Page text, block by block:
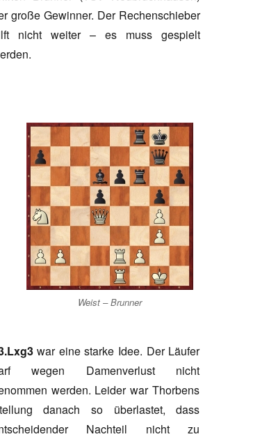
große Gewinner. Der Rechenschieber
nicht weiter – es muss gespielt
Weist – Brunner
war eine starke Idee. Der Läufer
wegen Damenverlust nicht
werden. Leider war Thorbens
danach so überlastet, dass
Nachteil nicht zu